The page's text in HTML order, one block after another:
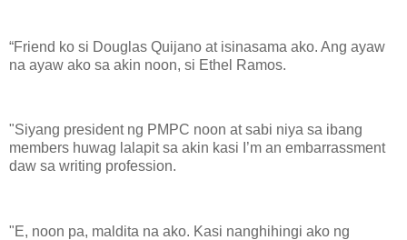
“Friend ko si Douglas Quijano at isinasama ako. Ang ayaw
na ayaw ako sa akin noon, si Ethel Ramos.
"Siyang president ng PMPC noon at sabi niya sa ibang
members huwag lalapit sa akin kasi I’m an embarrassment
daw sa writing profession.
"E, noon pa, maldita na ako. Kasi nanghihingi ako ng